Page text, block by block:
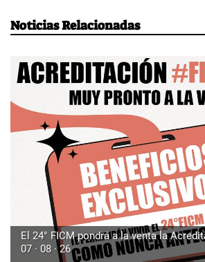
Noticias Relacionadas
El 24° FICM pondrá a la venta la
07 · 08 · 26